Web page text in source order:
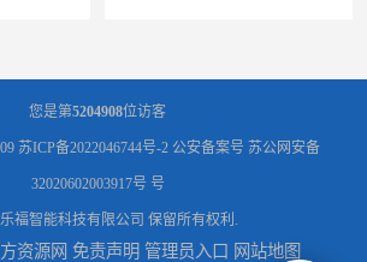
您是第5204908位访客
苏ICP备2022046744号-2 公安备案号 苏公网安备
32020602003917号 号
福智能科技有限公司 保留所有权利.
资源网 免责声明 管理员入口 网站地图